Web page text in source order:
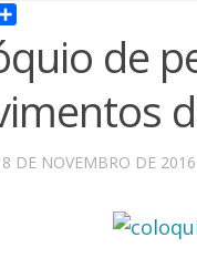
de
8 DE NOVEMBRO DE 2016